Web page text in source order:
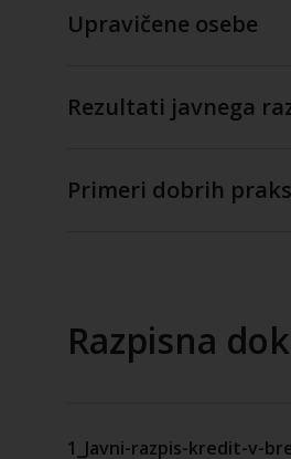
Upravičene osebe
Rezultati javnega
Primeri dobrih
Razpisna
1_Javni-razpis-kredit-v-